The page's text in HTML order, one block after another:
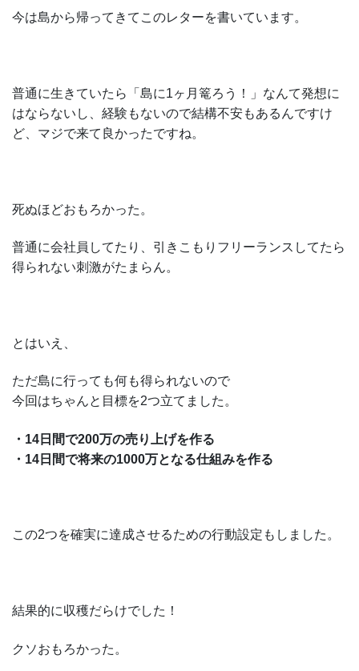
今は島から帰ってきてこのレターを書いています。
普通に生きていたら「島に1ヶ月篭ろう！」なんて発想に
はならないし、経験もないので結構不安もあるんですけ
ど、マジで来て良かったですね。
死ぬほどおもろかった。
普通に会社員してたり、引きこもりフリーランスしてたら
得られない刺激がたまらん。
とはいえ、
ただ島に行っても何も得られないので
今回はちゃんと目標を2つ立てました。
・14日間で200万の売り上げを作る
・14日間で将来の1000万となる仕組みを作る
この2つを確実に達成させるための行動設定もしました。
結果的に収穫だらけでした！
クソおもろかった。